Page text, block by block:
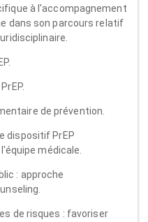
à l'accompagnement
dans son parcours relatif
de prévention.
dispositif PrEP
médicale.
: approche
de risques : favoriser